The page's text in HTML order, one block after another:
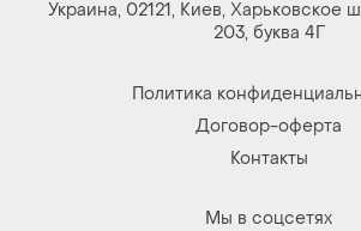
Украина, 02121, Киев, Харьковское
203, буква 4Г
Политика
Договор-оферта
Контакты
Мы в соцсетях